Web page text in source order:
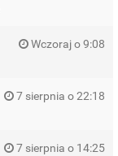
Wczoraj o 9:08
7 sierpnia o 22:18
7 sierpnia o 14:25